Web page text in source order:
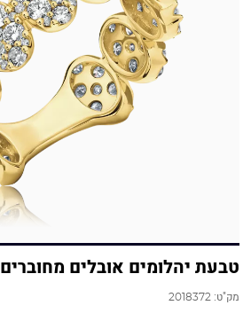
טבעת יהלומים אובלים מחוברים
מק"ט:2018372